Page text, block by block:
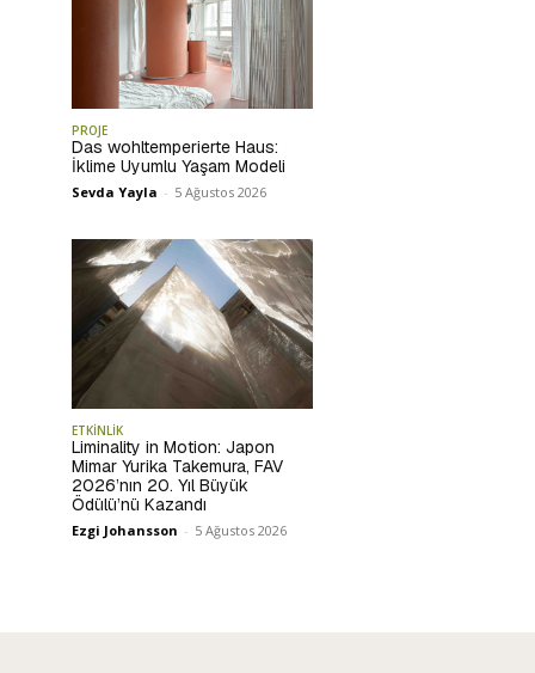
PROJE
Das wohltemperierte Haus:
İklime Uyumlu Yaşam Modeli
Sevda Yayla - 5 Ağustos 2026
ETKİNLİK
Liminality in Motion: Japon
Mimar Yurika Takemura, FAV
2026’nın 20. Yıl Büyük
Ödülü’nü Kazandı
Ezgi Johansson - 5 Ağustos 2026